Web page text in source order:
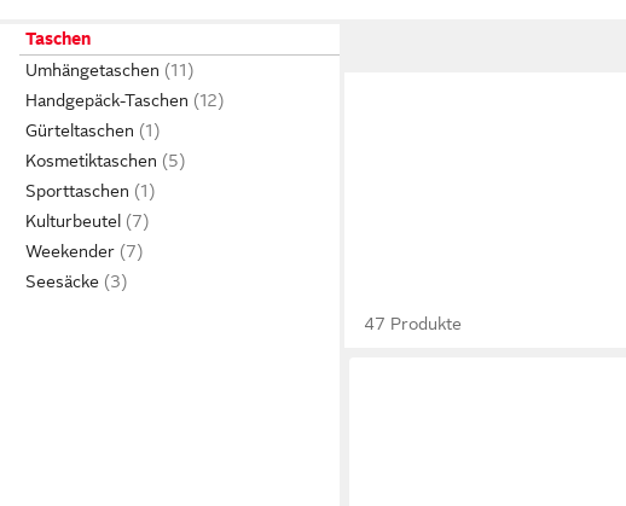
Taschen
Umhängetaschen
Handgepäck-Taschen
Gürteltaschen
Kosmetiktaschen
Sporttaschen
Kulturbeutel
Weekender
Seesäcke
47 Produkte